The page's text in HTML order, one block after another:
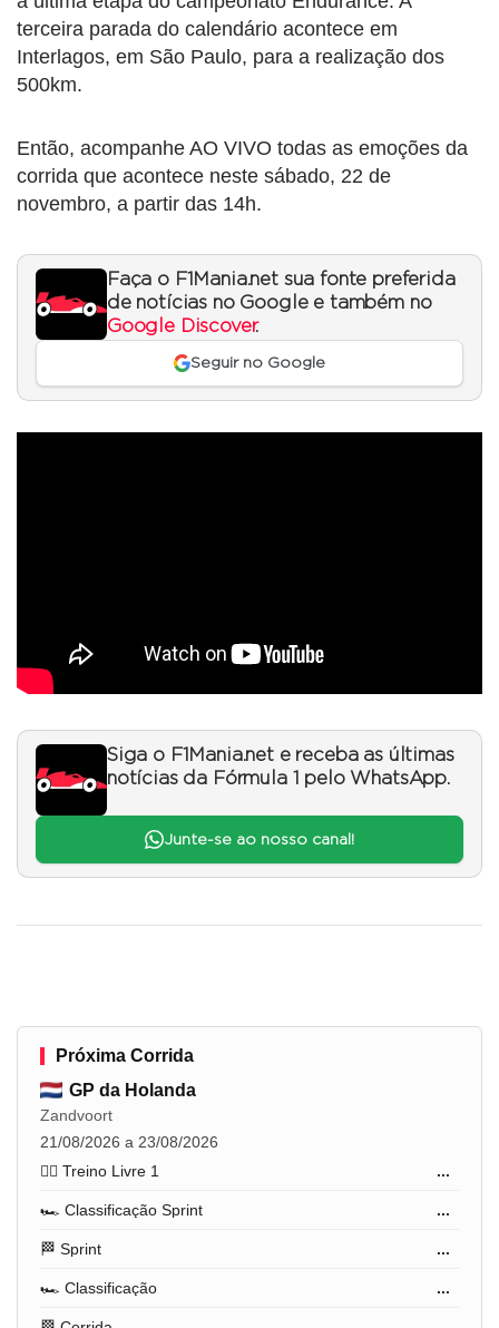
terceira parada do calendário acontece em
Interlagos, em São Paulo, para a realização dos
500km.
Então, acompanhe AO VIVO todas as emoções da
corrida que acontece neste sábado, 22 de
novembro, a partir das 14h.
Faça o F1Mania.net sua fonte preferida
de notícias no Google e também no
Google Discover.
Seguir no Google
Siga o F1Mania.net e receba as últimas
notícias da Fórmula 1 pelo WhatsApp.
Junte-se ao nosso canal!
Próxima Corrida
GP da Holanda
Zandvoort
21/08/2026 a 23/08/2026
🏋️‍♂️ Treino Livre 1
...
🏎️ Classificação Sprint ...
🏁 Sprint ...
🏎️ Classificação ...